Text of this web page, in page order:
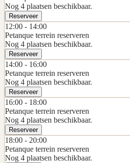
Nog 4 plaatsen beschikbaar.
Reserveer
12:00 - 14:00
Petanque terrein reserveren
Nog 4 plaatsen beschikbaar.
Reserveer
14:00 - 16:00
Petanque terrein reserveren
Nog 4 plaatsen beschikbaar.
Reserveer
16:00 - 18:00
Petanque terrein reserveren
Nog 4 plaatsen beschikbaar.
Reserveer
18:00 - 20:00
Petanque terrein reserveren
Nog 4 plaatsen beschikbaar.